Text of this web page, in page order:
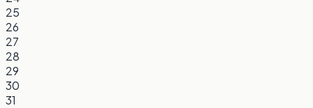
25
26
27
28
29
30
31